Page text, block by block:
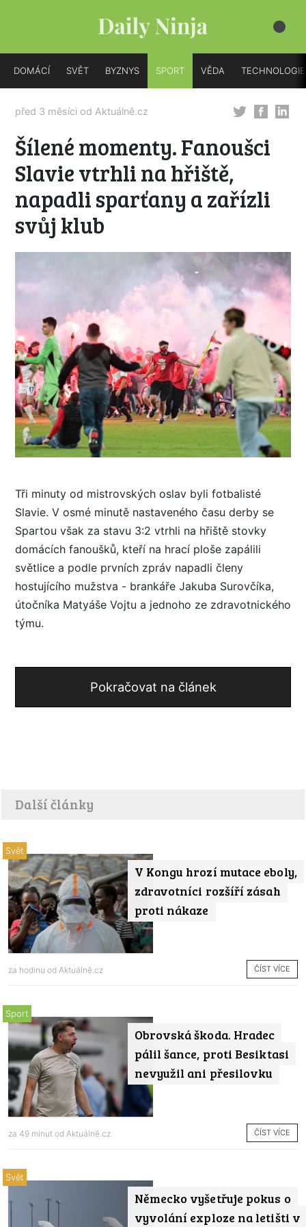
DOMÁCÍ SVĚT BYZNYS SPORT VĚDA TECHNOLOGIE
před 3 měsíci od Aktuálně.cz
Šílené momenty. Fanoušci
Slavie vtrhli na hřiště,
napadli sparťany a zařízli
svůj klub
Tři minuty od mistrovských oslav byli fotbalisté
Slavie. V osmé minutě nastaveného času derby se
Spartou však za stavu 3:2 vtrhli na hřiště stovky
domácích fanoušků, kteří na hrací ploše zapálili
světlice a podle prvních zpráv napadli členy
hostujícího mužstva - brankáře Jakuba Surovčíka,
útočníka Matyáše Vojtu a jednoho ze zdravotnického
týmu.
Pokračovat na článek
Další články
V Kongu hrozí mutace eboly,
zdravotníci rozšíří zásah
proti nákaze
Svět
za hodinu od Aktuálně.cz ČÍST VÍCE
Obrovská škoda. Hradec
pálil šance, proti Besiktasi
nevyužil ani přesilovku
Sport
za 49 minut od Aktuálně.cz ČÍST VÍCE
Německo vyšetřuje pokus o
vyvolání exploze na letišti v
Svět